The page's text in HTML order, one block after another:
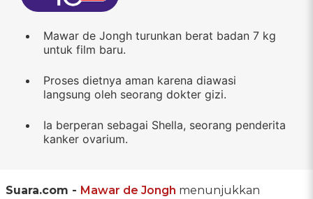
Mawar de Jongh turunkan berat badan 7 kg
untuk film baru.
Proses dietnya aman karena diawasi
langsung oleh seorang dokter gizi.
Ia berperan sebagai Shella, seorang penderita
kanker ovarium.
Suara.com - Mawar de Jongh menunjukkan